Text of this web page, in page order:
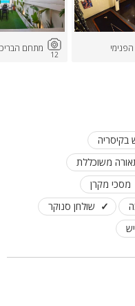
12
מתחם
בקיסריה
משוכללת
מסכי מקרן
שולחן סנוקר